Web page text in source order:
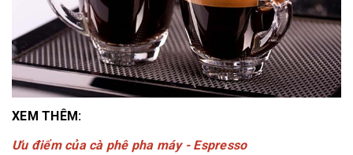
XEM THÊM:
Ưu điểm của cà phê pha máy - Espresso